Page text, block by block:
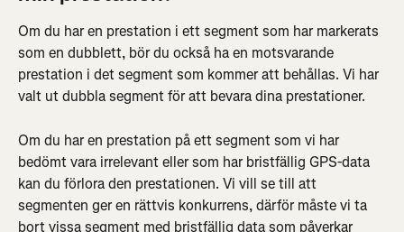
Om du har en prestation i ett segment som har markerats
som en dubblett, bör du också ha en motsvarande
prestation i det segment som kommer att behållas. Vi har
valt ut dubbla segment för att bevara dina prestationer.
Om du har en prestation på ett segment som vi har
bedömt vara irrelevant eller som har bristfällig GPS-data
kan du förlora den prestationen. Vi vill se till att
segmenten ger en rättvis konkurrens, därför måste vi ta
bort vissa segment med bristfällig data som påverkar